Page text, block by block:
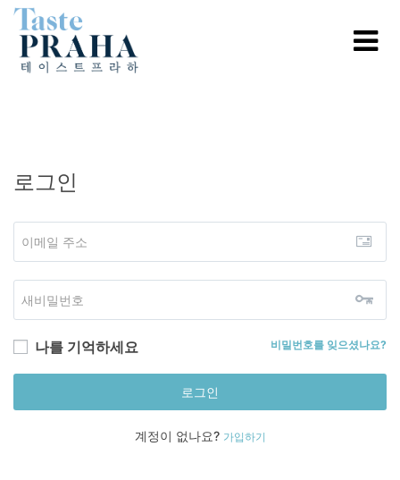
로그인
나를 기억하세요 비밀번호를 잊으셨나요?
로그인
계정이 없나요? 가입하기